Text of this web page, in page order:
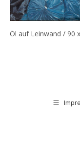
Öl auf Leinwand / 90